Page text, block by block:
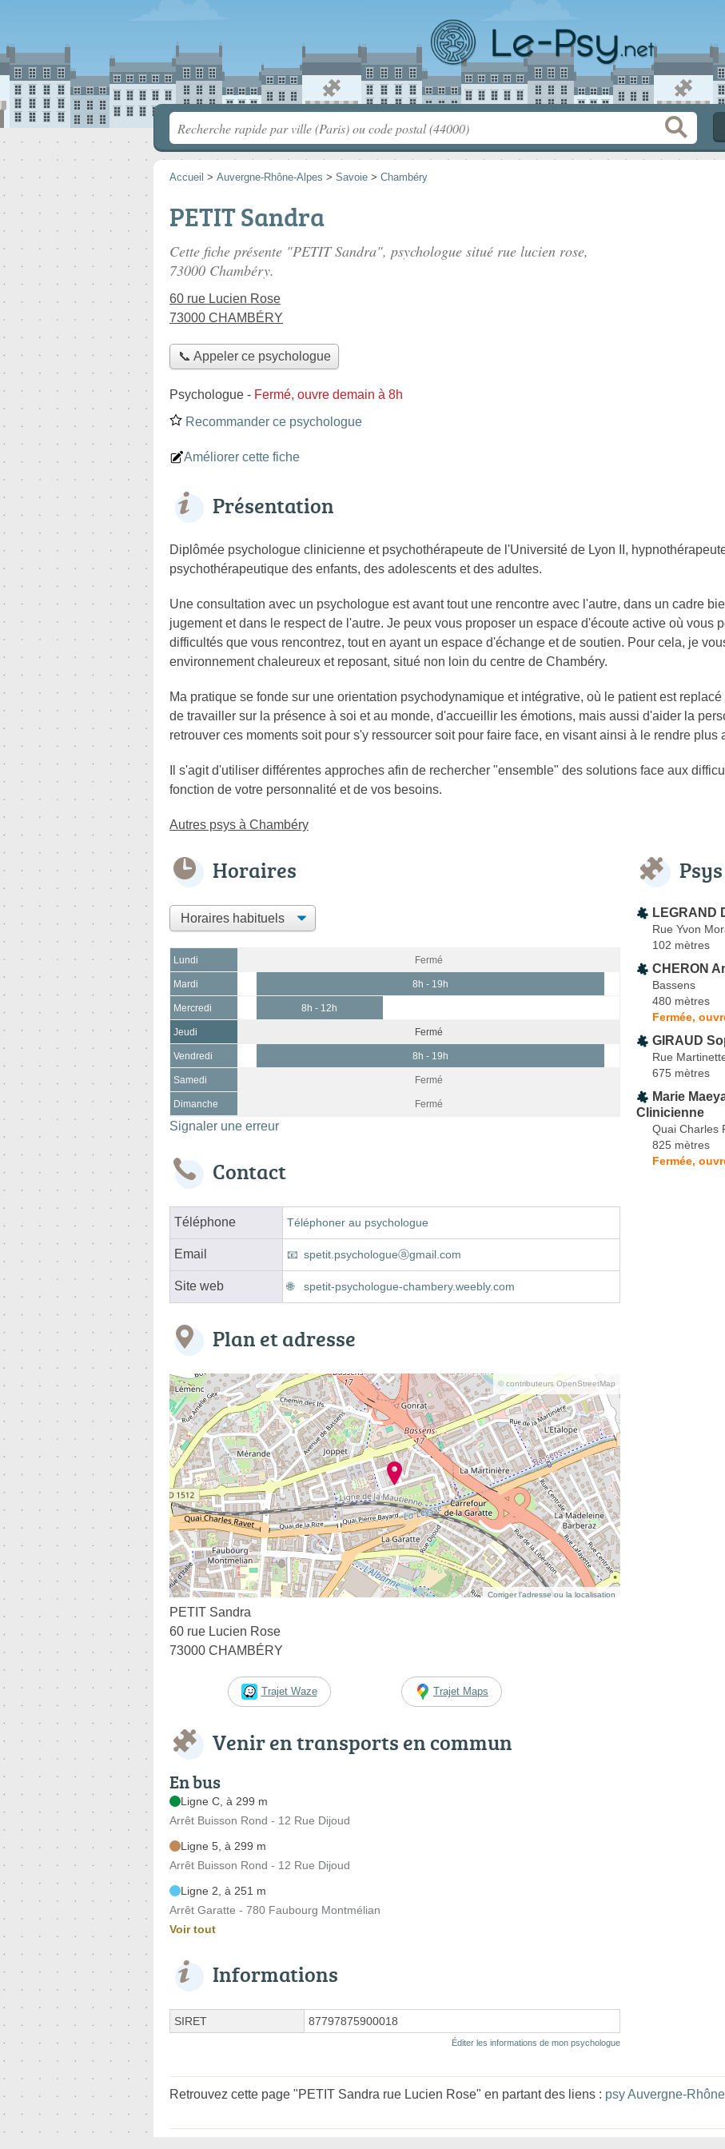
Accueil > Auvergne-Rhône-Alpes > Savoie > Chambéry
PETIT Sandra
Cette fiche présente "PETIT Sandra", psychologue situé rue lucien rose,
73000 Chambéry.
60 rue Lucien Rose
73000 CHAMBÉRY
📞 Appeler ce psychologue
Psychologue - Fermé, ouvre demain à 8h
Recommander ce psychologue
Améliorer cette fiche
Présentation
Diplômée psychologue clinicienne et psychothérapeute de l'Université de Lyon II,
psychothérapeutique des enfants, des adolescents et des adultes.
Une consultation avec un psychologue est avant tout une rencontre avec l'autre, dans un cadre
jugement et dans le respect de l'autre. Je peux vous proposer un espace d'écoute active où vous
difficultés que vous rencontrez, tout en ayant un espace d'échange et de soutien. Pour cela, je
environnement chaleureux et reposant, situé non loin du centre de Chambéry.
Ma pratique se fonde sur une orientation psychodynamique et intégrative, où le patient est
de travailler sur la présence à soi et au monde, d'accueillir les émotions, mais aussi d'aider la
retrouver ces moments soit pour s'y ressourcer soit pour faire face, en visant ainsi à le rendre plus
Il s'agit d'utiliser différentes approches afin de rechercher "ensemble" des solutions face aux
fonction de votre personnalité et de vos besoins.
Autres psys à Chambéry
Horaires
Lundi Fermé
Mardi 8h - 19h
Mercredi 8h - 12h
Jeudi Fermé
Vendredi 8h - 19h
Samedi Fermé
Dimanche Fermé
Signaler une erreur
Contact
Téléphone Téléphoner au psychologue
Email spetit.psychologueⓐgmail.com
Site web spetit-psychologue-chambery.weebly.com
Plan et adresse
© contributeurs OpenStreetMap
Corriger l’adresse ou la localisation
PETIT Sandra
60 rue Lucien Rose
73000 CHAMBÉRY
Trajet Waze Trajet Maps
Venir en transports en commun
En bus
Ligne C, à 299 m
Arrêt Buisson Rond - 12 Rue Dijoud
Ligne 5, à 299 m
Arrêt Buisson Rond - 12 Rue Dijoud
Ligne 2, à 251 m
Arrêt Garatte - 780 Faubourg Montmélian
Voir tout
Informations
SIRET 87797875900018
Éditer les informations de mon psychologue
LEGRAND
Rue Yvon
102 mètres
CHERON
Bassens
480 mètres
Fermée,
GIRAUD
Rue
675 mètres
Marie
Clinicienne
Quai Charles
825 mètres
Fermée,
Retrouvez cette page "PETIT Sandra rue Lucien Rose" en partant des liens : psy Auvergne-